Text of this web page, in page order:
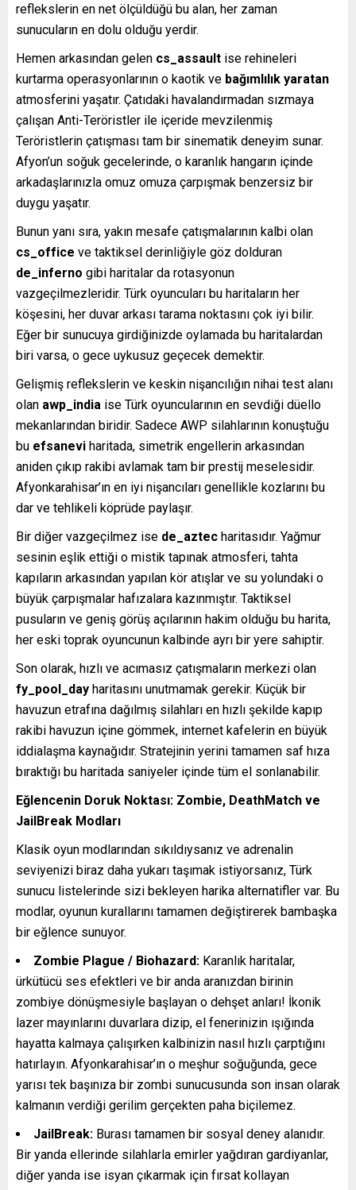
reflekslerin en net ölçüldüğü bu alan, her zaman
sunucuların en dolu olduğu yerdir.
Hemen arkasından gelen cs_assault ise rehineleri
kurtarma operasyonlarının o kaotik ve bağımlılık yaratan
atmosferini yaşatır. Çatıdaki havalandırmadan sızmaya
çalışan Anti-Teröristler ile içeride mevzilenmiş
Teröristlerin çatışması tam bir sinematik deneyim sunar.
Afyon’un soğuk gecelerinde, o karanlık hangarın içinde
arkadaşlarınızla omuz omuza çarpışmak benzersiz bir
duygu yaşatır.
Bunun yanı sıra, yakın mesafe çatışmalarının kalbi olan
cs_office ve taktiksel derinliğiyle göz dolduran
de_inferno gibi haritalar da rotasyonun
vazgeçilmezleridir. Türk oyuncuları bu haritaların her
köşesini, her duvar arkası tarama noktasını çok iyi bilir.
Eğer bir sunucuya girdiğinizde oylamada bu haritalardan
biri varsa, o gece uykusuz geçecek demektir.
Gelişmiş reflekslerin ve keskin nişancılığın nihai test alanı
olan awp_india ise Türk oyuncularının en sevdiği düello
mekanlarından biridir. Sadece AWP silahlarının konuştuğu
bu efsanevi haritada, simetrik engellerin arkasından
aniden çıkıp rakibi avlamak tam bir prestij meselesidir.
Afyonkarahisar’ın en iyi nişancıları genellikle kozlarını bu
dar ve tehlikeli köprüde paylaşır.
Bir diğer vazgeçilmez ise de_aztec haritasıdır. Yağmur
sesinin eşlik ettiği o mistik tapınak atmosferi, tahta
kapıların arkasından yapılan kör atışlar ve su yolundaki o
büyük çarpışmalar hafızalara kazınmıştır. Taktiksel
pusuların ve geniş görüş açılarının hakim olduğu bu harita,
her eski toprak oyuncunun kalbinde ayrı bir yere sahiptir.
Son olarak, hızlı ve acımasız çatışmaların merkezi olan
fy_pool_day haritasını unutmamak gerekir. Küçük bir
havuzun etrafına dağılmış silahları en hızlı şekilde kapıp
rakibi havuzun içine gömmek, internet kafelerin en büyük
iddialaşma kaynağıdır. Stratejinin yerini tamamen saf hıza
bıraktığı bu haritada saniyeler içinde tüm el sonlanabilir.
Eğlencenin Doruk Noktası: Zombie, DeathMatch ve
JailBreak Modları
Klasik oyun modlarından sıkıldıysanız ve adrenalin
seviyenizi biraz daha yukarı taşımak istiyorsanız, Türk
sunucu listelerinde sizi bekleyen harika alternatifler var. Bu
modlar, oyunun kurallarını tamamen değiştirerek bambaşka
bir eğlence sunuyor.
Zombie Plague / Biohazard: Karanlık haritalar,
ürkütücü ses efektleri ve bir anda aranızdan birinin
zombiye dönüşmesiyle başlayan o dehşet anları! İkonik
lazer mayınlarını duvarlara dizip, el fenerinizin ışığında
hayatta kalmaya çalışırken kalbinizin nasıl hızlı çarptığını
hatırlayın. Afyonkarahisar’ın o meşhur soğuğunda, gece
yarısı tek başınıza bir zombi sunucusunda son insan olarak
kalmanın verdiği gerilim gerçekten paha biçilemez.
JailBreak: Burası tamamen bir sosyal deney alanıdır.
Bir yanda ellerinde silahlarla emirler yağdıran gardiyanlar,
diğer yanda ise isyan çıkarmak için fırsat kollayan